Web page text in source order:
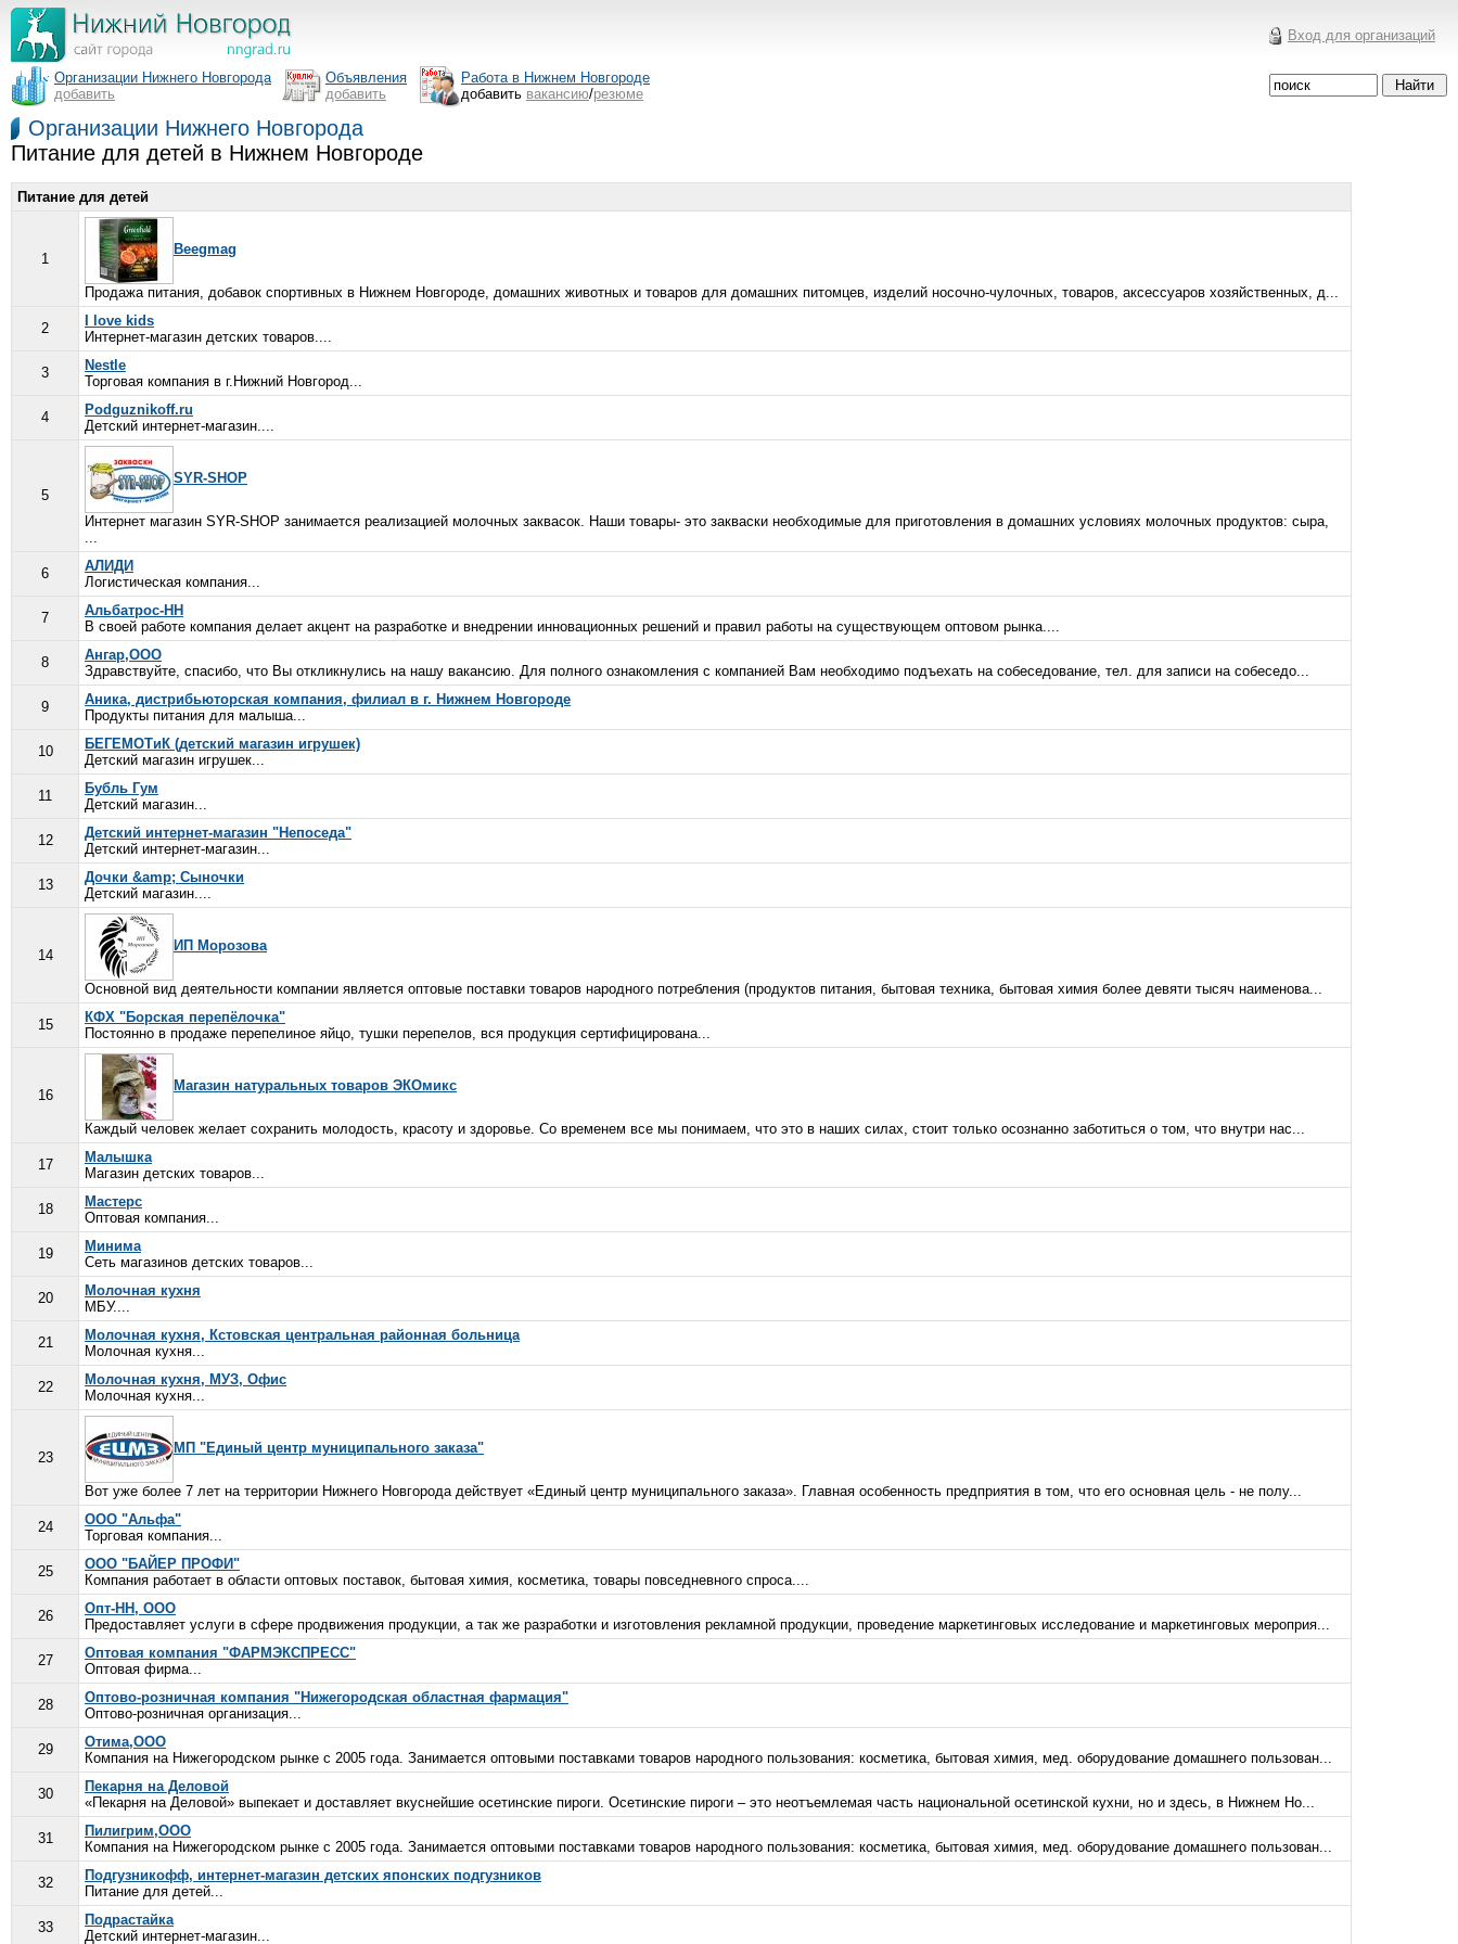
Вход для организаций
Организации Нижнего Новгорода
добавить
Объявления
добавить
Работа в Нижнем Новгороде
добавить вакансию/резюме
Организации Нижнего Новгорода
Питание для детей в Нижнем Новгороде
Питание для детей
1
Beegmag
Продажа питания, добавок спортивных в Нижнем Новгороде, домашних животных и товаров для домашних питомцев, изделий носочно-чулочных, товаров, аксессуаров хозяйственных, д...
2
I love kids
Интернет-магазин детских товаров....
3
Nestle
Торговая компания в г.Нижний Новгород...
4
Podguznikoff.ru
Детский интернет-магазин....
5
SYR-SHOP
Интернет магазин SYR-SHOP занимается реализацией молочных заквасок. Наши товары- это закваски необходимые для приготовления в домашних условиях молочных продуктов: сыра,
...
6
АЛИДИ
Логистическая компания...
7
Альбатрос-НН
В своей работе компания делает акцент на разработке и внедрении инновационных решений и правил работы на существующем оптовом рынка....
8
Ангар,ООО
Здравствуйте, спасибо, что Вы откликнулись на нашу вакансию. Для полного ознакомления с компанией Вам необходимо подъехать на собеседование, тел. для записи на собеседо...
9
Аника, дистрибьюторская компания, филиал в г. Нижнем Новгороде
Продукты питания для малыша...
10
БЕГЕМОТиК (детский магазин игрушек)
Детский магазин игрушек...
11
Бубль Гум
Детский магазин...
12
Детский интернет-магазин "Непоседа"
Детский интернет-магазин...
13
Дочки &amp; Сыночки
Детский магазин....
14
ИП Морозова
Основной вид деятельности компании является оптовые поставки товаров народного потребления (продуктов питания, бытовая техника, бытовая химия более девяти тысяч наименова...
15
КФХ "Борская перепёлочка"
Постоянно в продаже перепелиное яйцо, тушки перепелов, вся продукция сертифицирована...
16
Магазин натуральных товаров ЭКОмикс
Каждый человек желает сохранить молодость, красоту и здоровье. Со временем все мы понимаем, что это в наших силах, стоит только осознанно заботиться о том, что внутри нас...
17
Малышка
Магазин детских товаров...
18
Мастерс
Оптовая компания...
19
Минима
Сеть магазинов детских товаров...
20
Молочная кухня
МБУ....
21
Молочная кухня, Кстовская центральная районная больница
Молочная кухня...
22
Молочная кухня, МУЗ, Офис
Молочная кухня...
23
МП "Единый центр муниципального заказа"
Вот уже более 7 лет на территории Нижнего Новгорода действует «Единый центр муниципального заказа». Главная особенность предприятия в том, что его основная цель - не полу...
24
ООО "Альфа"
Торговая компания...
25
ООО "БАЙЕР ПРОФИ"
Компания работает в области оптовых поставок, бытовая химия, косметика, товары повседневного спроса....
26
Опт-НН, ООО
Предоставляет услуги в сфере продвижения продукции, а так же разработки и изготовления рекламной продукции, проведение маркетинговых исследование и маркетинговых мероприя...
27
Оптовая компания "ФАРМЭКСПРЕСС"
Оптовая фирма...
28
Оптово-розничная компания "Нижегородская областная фармация"
Оптово-розничная организация...
29
Отима,ООО
Компания на Нижегородском рынке с 2005 года. Занимается оптовыми поставками товаров народного пользования: косметика, бытовая химия, мед. оборудование домашнего пользован...
30
Пекарня на Деловой
«Пекарня на Деловой» выпекает и доставляет вкуснейшие осетинские пироги. Осетинские пироги – это неотъемлемая часть национальной осетинской кухни, но и здесь, в Нижнем Но...
31
Пилигрим,ООО
Компания на Нижегородском рынке с 2005 года. Занимается оптовыми поставками товаров народного пользования: косметика, бытовая химия, мед. оборудование домашнего пользован...
32
Подгузникофф, интернет-магазин детских японских подгузников
Питание для детей...
33
Подрастайка
Детский интернет-магазин...